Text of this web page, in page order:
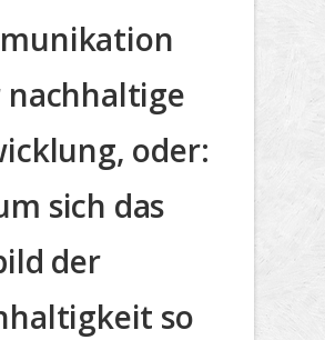
nachhaltige
oder:
sich das
der
so